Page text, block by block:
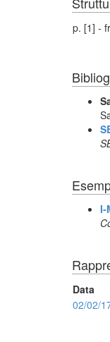
p. [1] -
I-
Data
02/02/